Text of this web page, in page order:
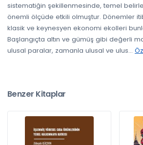
sistematiğin şekillenmesinde, temel
önemli ölçüde etkili olmuştur. Dönemler
klasik ve keynesyen ekonomi ekolleri
Başlangıçta altın ve gümüş gibi değerli
ulusal paralar, zamanla ulusal ve ulus...
Benzer Kitaplar